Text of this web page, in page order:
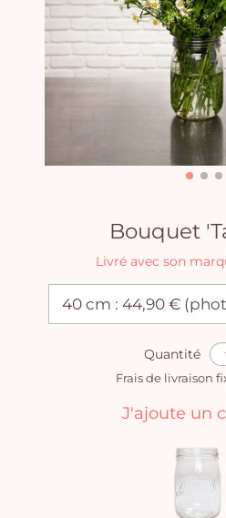
Bouquet
Livré avec son
Quantité
Frais de livraison
J'ajoute un